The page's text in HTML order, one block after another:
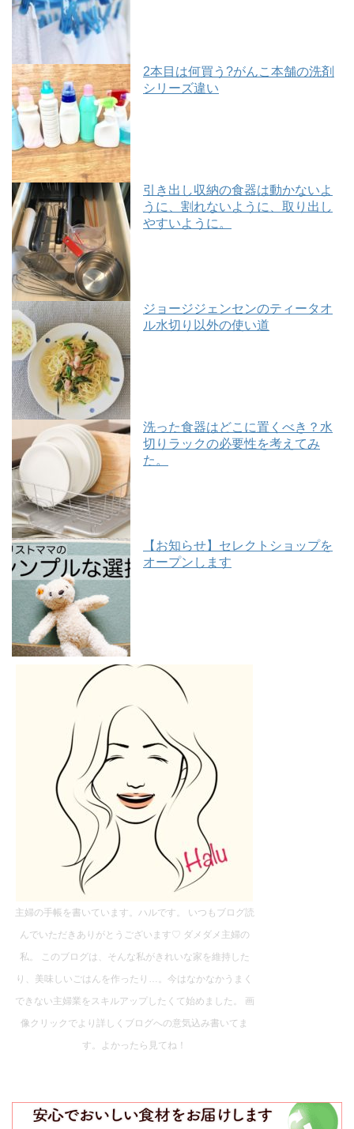
2本目は何買う?がんこ本舗の洗剤
シリーズ違い
引き出し収納の食器は動かないよ
うに、割れないように、取り出し
やすいように。
ジョージジェンセンのティータオ
ル水切り以外の使い道
洗った食器はどこに置くべき？水
切りラックの必要性を考えてみ
た。
【お知らせ】セレクトショップを
オープンします
主婦の手帳を書いています。ハルです。 いつもブログ読
んでいただきありがとうございます♡ ダメダメ主婦の
私。 このブログは、そんな私がきれいな家を維持した
り、美味しいごはんを作ったり…。今はなかなかうまく
できない主婦業をスキルアップしたくて始めました。 画
像クリックでより詳しくブログへの意気込み書いてま
す。よかったら見てね！